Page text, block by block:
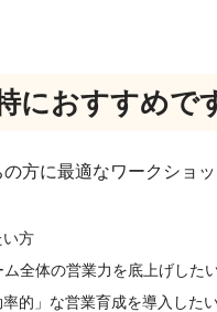
におすすめで
方に最適なワークショッ
い方
全体の営業力を底上げした
的」な営業育成を導入した